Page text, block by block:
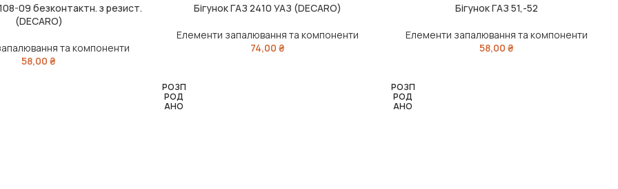
09 безконтактн. з резист.
(DECARO)
та компоненти
58,00₴
ЧИТАТИ ДАЛІБігунок ГАЗ 2410 УАЗ (DECARO)
Елементи запалювання та компоненти
74,00₴
Бігунок ГАЗ 51,-52
Елементи запалювання та компоненти
58,00₴
РОЗП
РОД
АНО
РОЗП
РОД
АНО